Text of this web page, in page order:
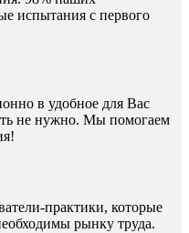
испытания с первого
в удобное для Вас
не нужно. Мы помогаем
практики, которые
рынку труда.